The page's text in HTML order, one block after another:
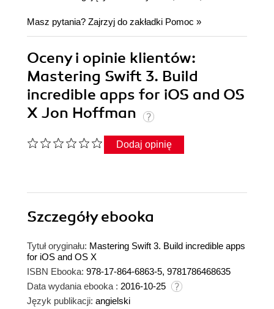
Masz pytania? Zajrzyj do zakładki Pomoc »
Oceny i opinie klientów:
Mastering Swift 3. Build
incredible apps for iOS and OS
X Jon Hoffman
Dodaj opinię
Szczegółyebooka
Tytuł oryginału: Mastering Swift 3. Build incredible apps
for iOS and OS X
ISBN Ebooka: 978-17-864-6863-5, 9781786468635
Data wydania ebooka : 2016-10-25
Język publikacji: angielski